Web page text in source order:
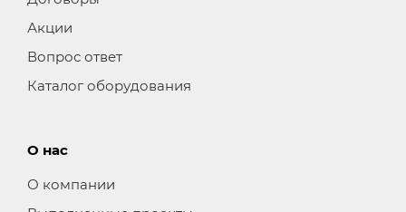
Акции
Вопрос ответ
Каталог оборудования
О нас
О компании